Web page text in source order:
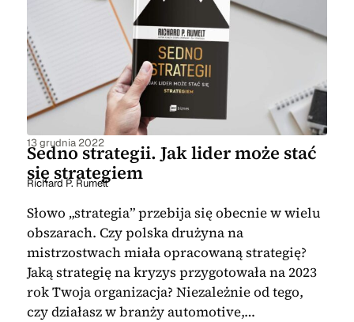
13 grudnia 2022
Sedno strategii. Jak lider może stać
się strategiem
Richard P. Rumelt
Słowo „strategia” przebija się obecnie w wielu
obszarach. Czy polska drużyna na
mistrzostwach miała opracowaną strategię?
Jaką strategię na kryzys przygotowała na 2023
rok Twoja organizacja? Niezależnie od tego,
czy działasz w branży automotive,…